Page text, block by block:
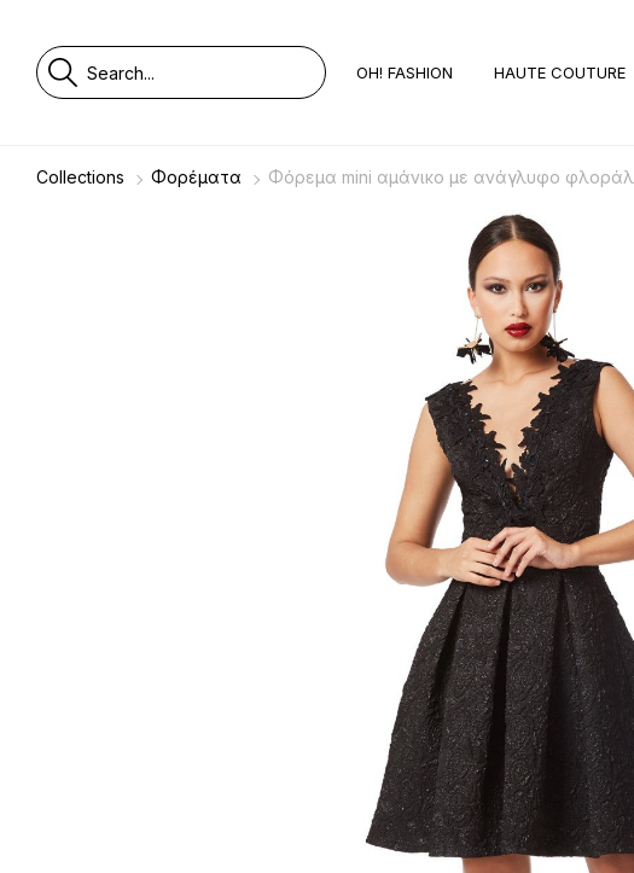
OH! FASHION HAUTE COUTURE
Collections Φορέματα Φόρεμα mini αμάνικο με ανάγλυφο φλοράλ